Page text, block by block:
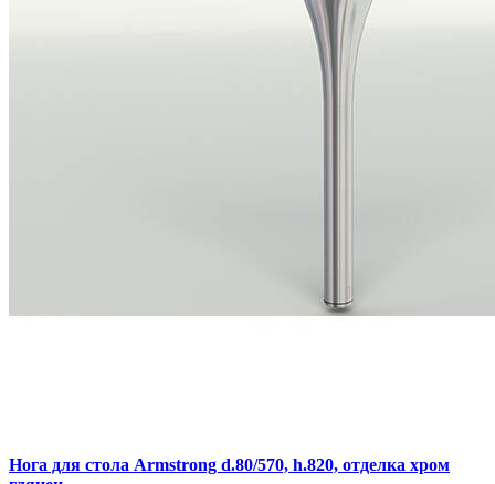
Нога для стола Armstrong d.80/570, h.820, отделка хром